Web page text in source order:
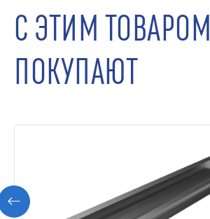
С ЭТИМ ТОВАРОМ
ПОКУПАЮТ